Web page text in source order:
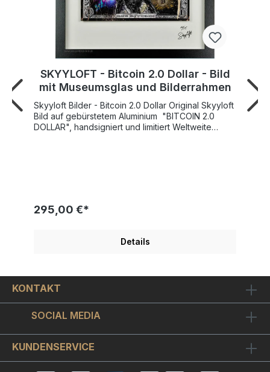
SKYYLOFT - Bitcoin 2.0 Dollar - Bild
mit Museumsglas und Bilderrahmen
Skyyloft Bilder - Bitcoin 2.0 Dollar Original Skyyloft
Bild auf gebürstetem Aluminium "BITCOIN 2.0
DOLLAR", handsigniert und limitiert Weltweite
Museumsglas enthalten. Ein original Skyyloft
Geschäft! Der Miami "Charging Bull" steht hier als
DAS Sinnbild für den Bitcoin!Der "Bitcoin 2.0
Kontrast zwischen chromglänzenden
unbedruckten Bildstellen und dem ansonsten
metallisch matt seidenglänzenden Bildmotiv.Der
mattschwarze Objekt-Bilderrahmen nimmt das Bild
schwebend montiert auf, so dass sich ein schöner
3D-Effekt ergibt.Wir haben hochwertiges
Museumsglas verwendet. Das ist ein - wie
295,00 €*
Details
KONTAKT
SOCIAL MEDIA
KUNDENSERVICE